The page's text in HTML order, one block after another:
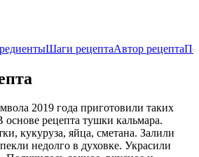
Шаги рецептаАвтор рецепта
2019 года приготовили таких
рецепта тушки кальмара.
кукуруза, яйца, сметана. Залили
недолго в духовке. Украсили